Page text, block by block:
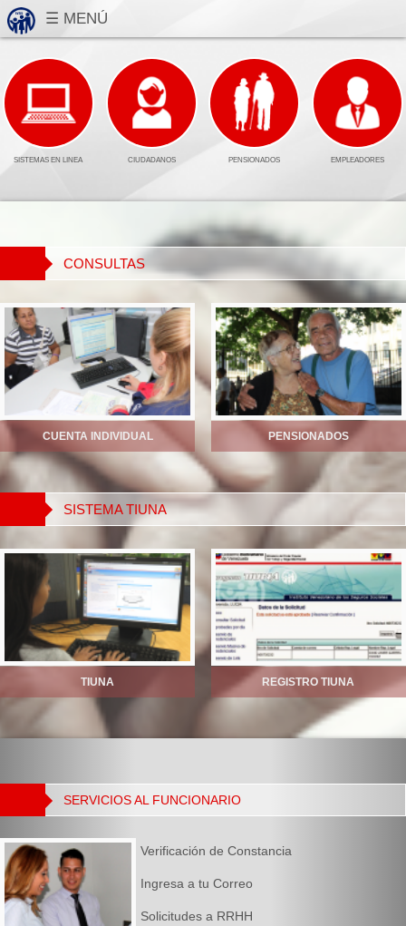
SISTEMAS EN LINEA CIUDADANOS PENSIONADOS EMPLEADORES
CONSULTAS
CUENTA INDIVIDUAL PENSIONADOS
SISTEMA TIUNA
TIUNA REGISTRO TIUNA
SERVICIOS AL FUNCIONARIO
Verificación de Constancia
Ingresa a tu Correo
Solicitudes a RRHH